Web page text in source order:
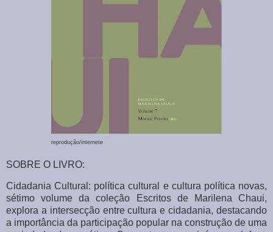
reprodução/internete
SOBRE O LIVRO:
Cidadania Cultural: política cultural e cultura política novas,
sétimo volume da coleção Escritos de Marilena Chaui,
explora a intersecção entre cultura e cidadania, destacando
a importância da participação popular na construção de uma